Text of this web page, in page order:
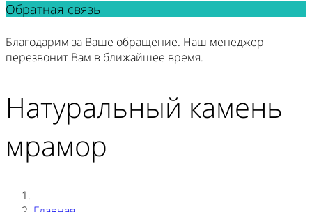
Обратная связь
Благодарим за Ваше обращение. Наш менеджер
перезвонит Вам в ближайшее время.
Натуральный камень
мрамор